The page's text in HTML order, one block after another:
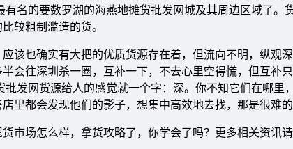
名的要数罗湖的海燕地摊货批发网城及其周边区域了。
较粗制滥造的货。
该也确实有大把的优质货源存在着，但流向不明，纵观
会往深圳杀一圈，互补一下，不去心里空得慌，但互补
发网货源给人的感觉就一个字：深。你不知它们在哪里
里都会发现他们的影子，想集中高效地去找，那是很难的
市场怎么样，拿货攻略了，你学会了吗？更多相关资讯